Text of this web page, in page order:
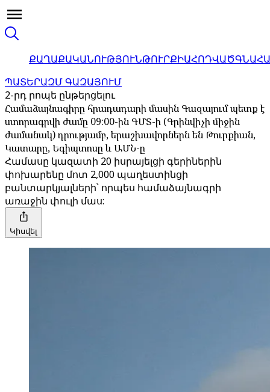
ՔԱՂԱՔԱԿԱՆՈՒԹՅՈՒՆԹՈՒՐՔԻԱՀՈԴՎԱԾ
ՊԱՏԵՐԱԶՄ ԳԱԶԱՅՈՒՄ
2-րդ րոպե ընթերցելու
Համաձայնագիրը հրադադարի մասին Գազայում պետք է
ստորագրվի ժամը 09:00-ին ԳՄՏ-ի (Գրինվիչի միջին
ժամանակ) դրությամբ, երաշխավորներն են Թուրքիան,
Կատարը, Եգիպտոսը և ԱՄՆ-ը
Համասը կազատի 20 իսրայելցի գերիներին
փոխարենը մոտ 2,000 պաղեստինցի
բանտարկյալների՝ որպես համաձայնագրի
առաջին փուլի մաս:
Կիսվել